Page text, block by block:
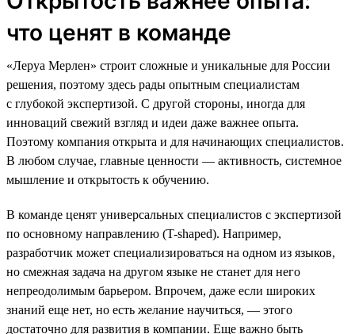
что ценят в команде
«Леруа Мерлен» строит сложные и уникальные для России
решения, поэтому здесь рады опытным специалистам
с глубокой экспертизой. С другой стороны, иногда для
инноваций свежий взгляд и идеи даже важнее опыта.
Поэтому компания открыта и для начинающих специалистов.
В любом случае, главные ценности — активность, системное
мышление и открытость к обучению.
В команде ценят универсальных специалистов с экспертизой
по основному направлению (T-shaped). Например,
разработчик может специализироваться на одном из языков,
но смежная задача на другом языке не станет для него
непреодолимым барьером. Впрочем, даже если широких
знаний еще нет, но есть желание научиться, — этого
достаточно для развития в компании. Еще важно быть